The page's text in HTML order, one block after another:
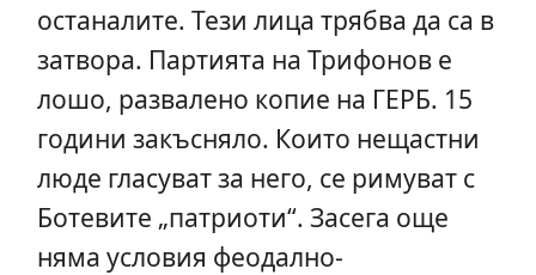
останалите. Тези лица трябва да са в
затвора. Партията на Трифонов е
лошо, развалено копие на ГЕРБ. 15
години закъсняло. Които нещастни
люде гласуват за него, се римуват с
Ботевите „патриоти“. Засега още
няма условия феодално-